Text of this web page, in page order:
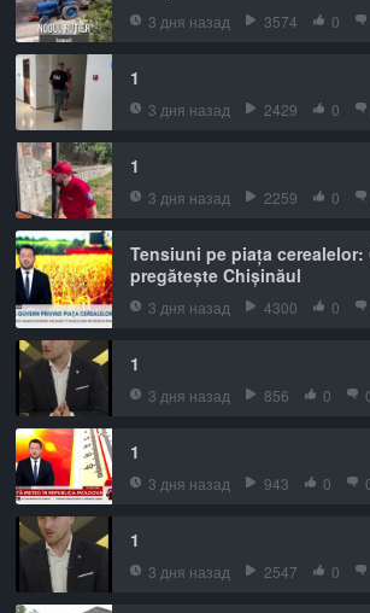
3 дня назад 3574 0
1
3 дня назад 2429 0
1
3 дня назад 2259 0
Tensiuni pe piața cerealelor:
pregătește Chișinăul
3 дня назад 4300 0
1
3 дня назад 856 0
1
3 дня назад 943 0
1
3 дня назад 2547 0